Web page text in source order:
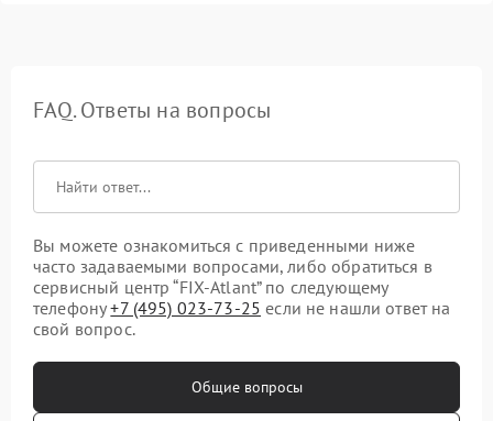
FAQ. Ответы на вопросы
Вы можете ознакомиться с приведенными ниже
часто задаваемыми вопросами, либо обратиться в
сервисный центр “FIX-Atlant” по следующему
телефону+7 (495) 023-73-25 если не нашли ответ на
свой вопрос.
Общие вопросы